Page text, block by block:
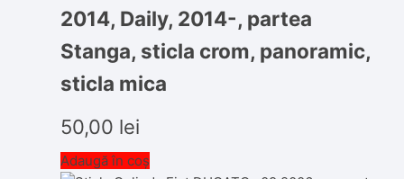
2014, Daily, 2014-, partea
Stanga, sticla crom, panoramic,
sticla mica
50,00 lei
Adaugă în coș